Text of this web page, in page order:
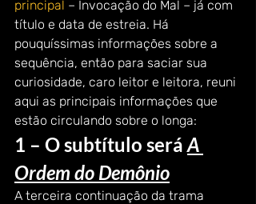
principal – Invocação do Mal – já com
título e data de estreia. Há
pouquíssimas informações sobre a
sequência, então para saciar sua
curiosidade, caro leitor e leitora, reuni
aqui as principais informações que
estão circulando sobre o longa:
1 – O subtítulo será A
Ordem do Demônio
A terceira continuação da trama